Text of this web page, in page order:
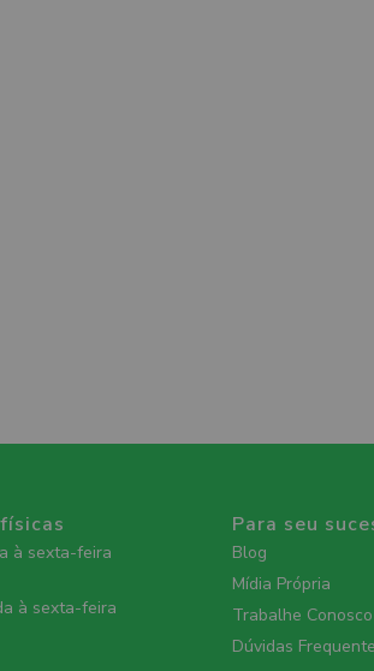
à sexta-feira
à sexta-feira
Para seu
Blog
Mídia Própria
Trabalhe Conosco
Dúvidas